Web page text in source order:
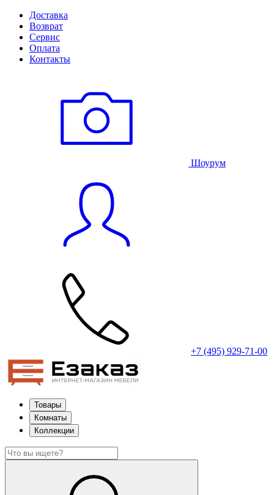
Доставка
Возврат
Сервис
Оплата
Контакты
Шоурум
+7 (495) 929-71-00
Товары
Комнаты
Коллекции